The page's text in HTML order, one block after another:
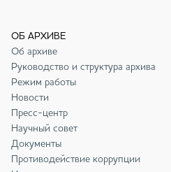
ОБ АРХИВЕ
Об архиве
Руководство и структура архива
Режим работы
Новости
Пресс-центр
Научный совет
Документы
Противодействие коррупции